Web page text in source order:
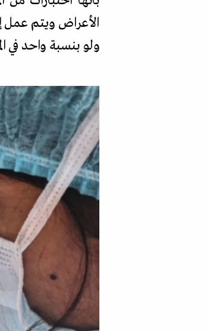
الأعراض ويتم عمل
ولو بنسبة واحد في